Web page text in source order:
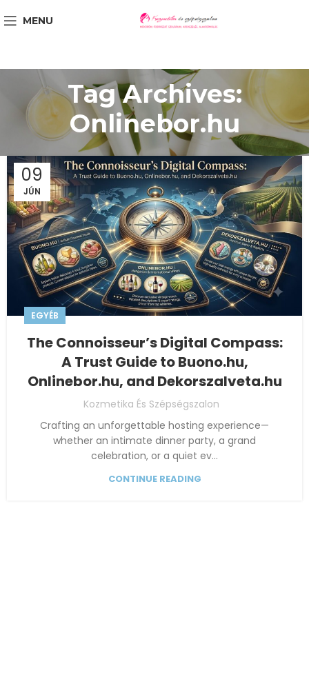
MENU
Tag Archives:
Onlinebor.hu
09
JÚN
EGYÉB
The Connoisseur’s Digital Compass:
A Trust Guide to Buono.hu,
Onlinebor.hu, and Dekorszalveta.hu
Kozmetika És Szépségszalon
Crafting an unforgettable hosting experience—
whether an intimate dinner party, a grand
celebration, or a quiet ev...
CONTINUE READING